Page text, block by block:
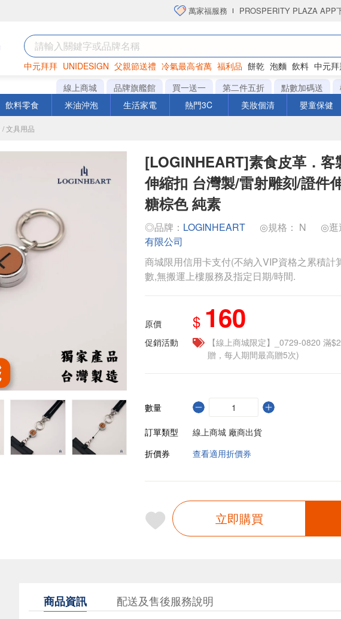
萬家福服務 PROSPERITY PLAZA APP
中元拜拜 UNIDESIGN 父親節送禮 冷氣最高省萬 福利品 餅乾 泡麵 飲料 中元
罐頭 海苔 洋芋片
線上商城 品牌旗艦館 買一送一 第二件五折 點數加碼送
飲料零食 米油沖泡 生活家電 熱門3C 美妝個清 嬰童保健
/ 文具用品
[LOGINHEART]素食皮革．客
伸縮扣 台灣製/雷射雕刻/證件
糖棕色 純素
◎品牌： LOGINHEART ◎規格： N ◎逛
有限公司
商城限用信用卡支付(不納入VIP資格之累積計
數,無搬運上樓服務及指定日期/時間.
原價 $ 160
促銷活動
【線上商城限定】_0729-0820 滿
贈，每人期間最高贈5次)
數量
訂單類型
線上商城 廠商出貨
折價券
查看適用折價券
立即購買
商品資訊 配送及售後服務說明